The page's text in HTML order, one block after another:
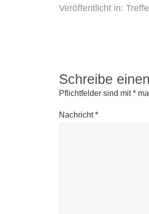
Veröffentlicht in:
Schreibe
Pflichtfelder sind mit*
Nachricht*